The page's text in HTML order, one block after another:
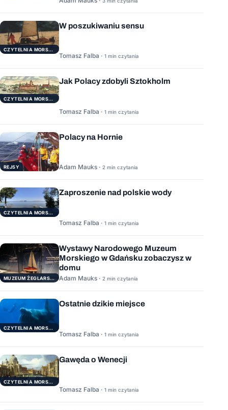
CZYTELNIA MORSKA
W poszukiwaniu sensu
Tomasz Falba · 1 min czytania
CZYTELNIA MORSKA
Jak Polacy zdobyli Sztokholm
Tomasz Falba · 1 min czytania
REJSY
Polacy na Hornie
Adam Mauks · 2 min czytania
CZYTELNIA MORSKA
Zaproszenie nad polskie wody
Tomasz Falba · 1 min czytania
MUZEUM ŻEGLARSTWA POMORSKIEGO
Wystawy Narodowego Muzeum
Morskiego w Gdańsku zobaczysz w
domu
Adam Mauks · 2 min czytania
CZYTELNIA MORSKA
Ostatnie dzikie miejsce
Tomasz Falba · 1 min czytania
CZYTELNIA MORSKA
Gawęda o Wenecji
Tomasz Falba · 1 min czytania